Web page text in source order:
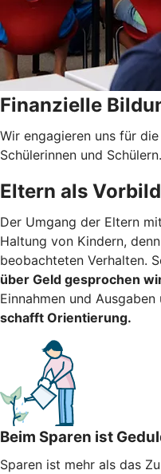
Finanzielle
Wir engagieren uns für
Schülerinnen und Schülern.
Eltern als Vorbild
Der Umgang der Eltern
Haltung von Kindern,
beobachteten Verhalten.
über Geld gesprochen
Einnahmen und Ausgaben
schafft Orientierung.
Beim Sparen ist
Sparen ist mehr als das